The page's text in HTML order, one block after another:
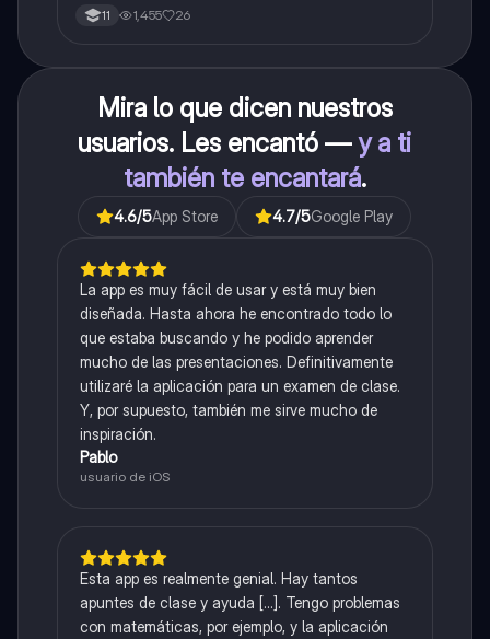
11 1,455 26
Mira lo que dicen nuestros
usuarios. Les encantó —y a ti
también te encantará.
4.6/5App Store 4.7/5Google Play
La app es muy fácil de usar y está muy bien
diseñada. Hasta ahora he encontrado todo lo
que estaba buscando y he podido aprender
mucho de las presentaciones. Definitivamente
utilizaré la aplicación para un examen de clase.
Y, por supuesto, también me sirve mucho de
inspiración.
Pablo
usuario de iOS
Esta app es realmente genial. Hay tantos
apuntes de clase y ayuda [...]. Tengo problemas
con matemáticas, por ejemplo, y la aplicación